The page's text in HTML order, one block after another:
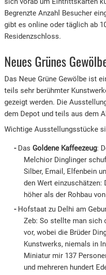
Begrenzte Anzahl Besucher
gibt es online oder täglich ab
Residenzschloss.
Neues Grünes
Das Neue Grüne Gewölbe ist
teils sehr berühmter
gezeigt werden. Die
dem Depot und teils aus dem
Wichtige Ausstellungsstücke
Das Goldene Kaffeezeug:
Melchior Dinglinger
Silber, Email, Elfenbein
den Wert einzuschätzen:
höher als der Rohbau
Hofstaat zu Delhi am
Zeb: So stellte man sich
vor, wobei die Brüder
Kunstwerks, niemals in
Miniatur mir 137
und mehreren hundert